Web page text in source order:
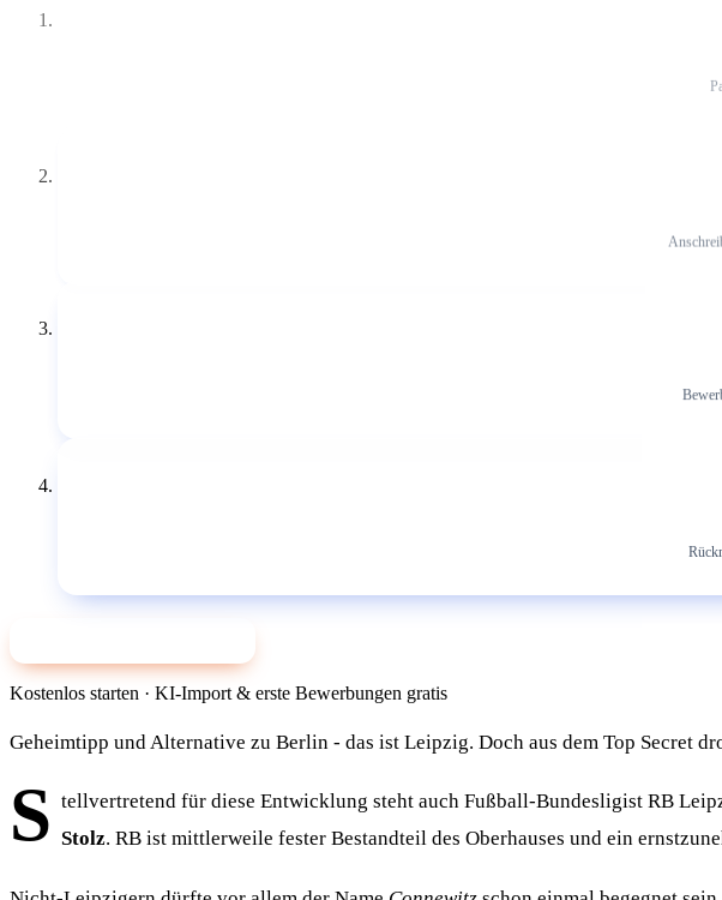
Kostenlos starten · KI-Import & erste Bewerbungen gratis
Geheimtipp und Alternative zu Berlin - das ist Leipzig. Doch aus dem Top Secret
S tellvertretend für diese Entwicklung steht auch Fußball-Bundesligist RB
Stolz. RB ist mittlerweile fester Bestandteil des Oberhauses und ein